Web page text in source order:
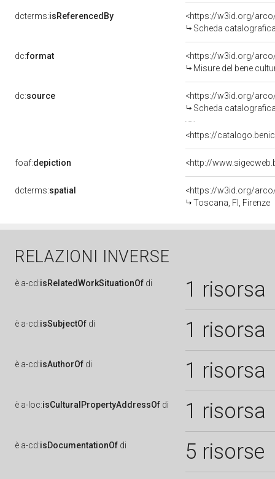
dcterms:isReferencedBy
<https://w3id.org/
Scheda
dc:format
<https://w3id.org/
Misure del bene
dc:source
<https://w3id.org/
Scheda
<https://
foaf:depiction <http://
dcterms:spatial
<https://w3id.org/
Toscana, FI, Firenze
RELAZIONI INVERSE
è a-cd:isRelatedWorkSituationOf di 1 risorsa
è a-cd:isSubjectOf di 1 risorsa
è a-cd:isAuthorOf di 1 risorsa
è a-loc:isCulturalPropertyAddressOf di 1 risorsa
è a-cd:isDocumentationOf di 5 risorse